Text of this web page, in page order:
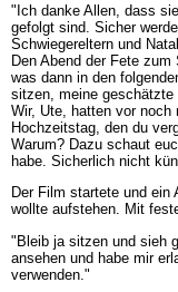
"Ich danke Allen, dass
gefolgt sind. Sicher
Schwiegereltern und
Den Abend der Fete
was dann in den
sitzen, meine geschätzte
Wir, Ute, hatten vor noch
Hochzeitstag, den du
Warum? Dazu schaut
habe. Sicherlich nicht
Der Film startete und
wollte aufstehen. Mit
"Bleib ja sitzen und sieh
ansehen und habe mir
verwenden."